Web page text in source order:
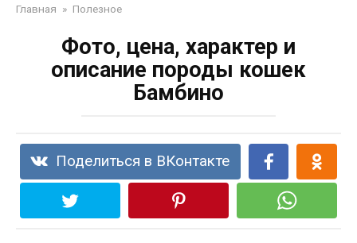
Главная » Полезное
Фото, цена, характер и
описание породы кошек
Бамбино
Поделиться в ВКонтакте